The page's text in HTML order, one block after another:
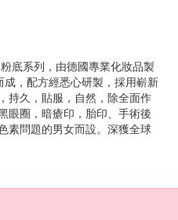
底系列，由德國專業化妝品製
，配方經悉心研製，採用嶄新
持久，貼服，自然，除全面作
眼圈，暗瘡印，胎印、手術後
素問題的男女而設。深獲全球